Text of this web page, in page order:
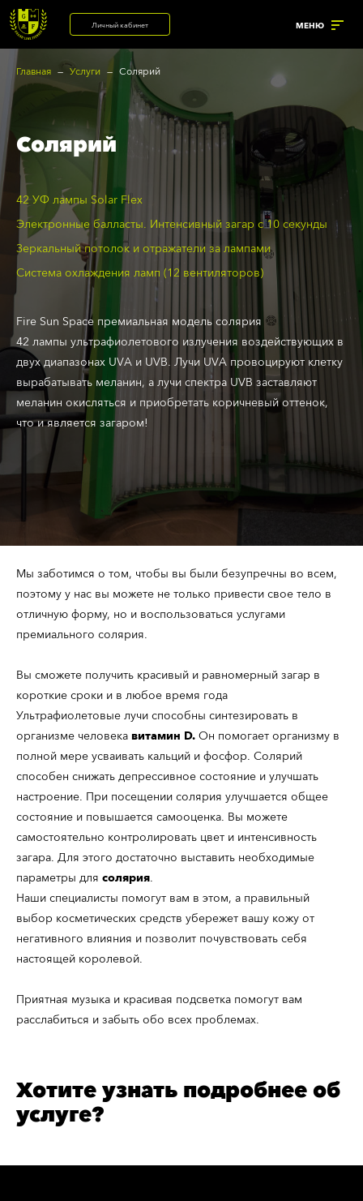
Личный кабинет МЕНЮ
зал
тренировки
состава тела
Крытая автостоянка
Главная Услуги Солярий
Солярий
42 УФ лампы Solar Flex
Электронные балласты. Интенсивный загар с 10 секунды
Зеркальный потолок и отражатели за лампами
Система охлаждения ламп (12 вентиляторов)
Fire Sun Space премиальная модель солярия
42 лампы ультрафиолетового излучения воздействующих в
двух диапазонах UVA и UVB. Лучи UVA провоцируют клетку
вырабатывать меланин, а лучи спектра UVB заставляют
меланин окисляться и приобретать коричневый оттенок,
что и является загаром!
Мы заботимся о том, чтобы вы были безупречны во всем,
поэтому у нас вы можете не только привести свое тело в
отличную форму, но и воспользоваться услугами
премиального солярия.
Вы сможете получить красивый и равномерный загар в
короткие сроки и в любое время года
Ультрафиолетовые лучи способны синтезировать в
организме человека витамин D. Он помогает организму в
полной мере усваивать кальций и фосфор. Солярий
способен снижать депрессивное состояние и улучшать
настроение. При посещении солярия улучшается общее
состояние и повышается самооценка. Вы можете
самостоятельно контролировать цвет и интенсивность
загара. Для этого достаточно выставить необходимые
параметры для солярия.
Наши специалисты помогут вам в этом, а правильный
выбор косметических средств убережет вашу кожу от
негативного влияния и позволит почувствовать себя
настоящей королевой.
Приятная музыка и красивая подсветка помогут вам
расслабиться и забыть обо всех проблемах.
Хотите узнать подробнее об
услуге?